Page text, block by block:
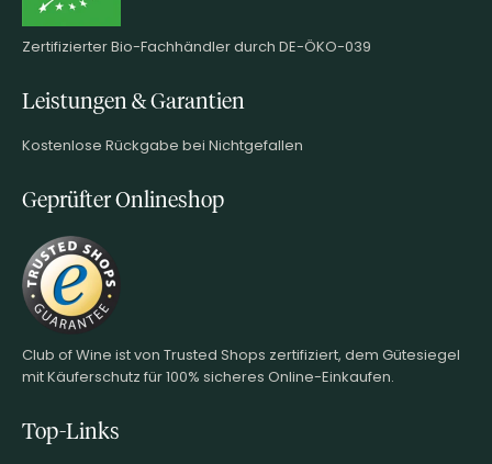
Zertifizierter Bio-Fachhändler durch DE-ÖKO-039
Leistungen & Garantien
Kostenlose Rückgabe bei Nichtgefallen
Geprüfter Onlineshop
Club of Wine ist von Trusted Shops zertifiziert, dem Gütesiegel
mit Käuferschutz für 100% sicheres Online-Einkaufen.
Top-Links